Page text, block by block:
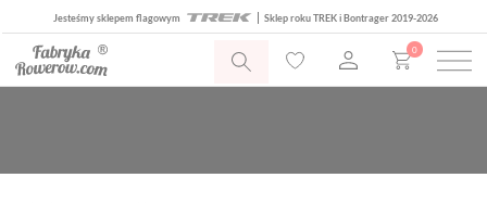
Jesteśmy sklepem flagowym Sklep roku TREK i Bontrager 2019-2026
0